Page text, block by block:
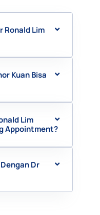
Ronald Lim
Kuan Bisa
Lim
Appointment?
Dr